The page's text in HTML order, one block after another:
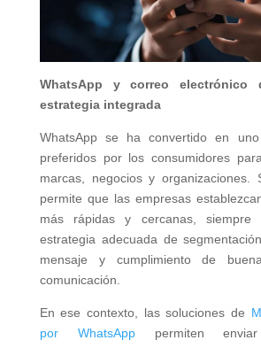
WhatsApp y correo electrónico
estrategia integrada
WhatsApp se ha convertido en
preferidos por los consumidores
marcas, negocios y organizaciones.
permite que las empresas
más rápidas y cercanas, siempre
estrategia adecuada de
mensaje y cumplimiento de
comunicación.
En ese contexto, las soluciones de
por WhatsApppermiten enviar